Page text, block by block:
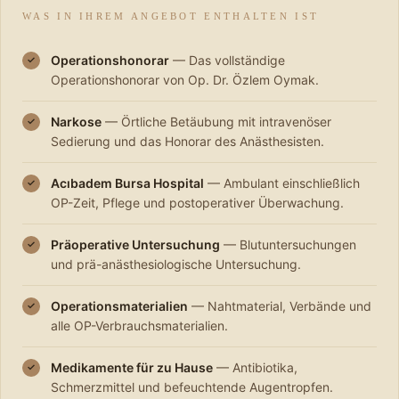
WAS IN IHREM ANGEBOT ENTHALTEN IST
✓ Operationshonorar — Das vollständige
Operationshonorar von Op. Dr. Özlem Oymak.
✓ Narkose — Örtliche Betäubung mit intravenöser
Sedierung und das Honorar des Anästhesisten.
✓ Acıbadem Bursa Hospital — Ambulant einschließlich
OP-Zeit, Pflege und postoperativer Überwachung.
✓ Präoperative Untersuchung — Blutuntersuchungen
und prä-anästhesiologische Untersuchung.
✓ Operationsmaterialien — Nahtmaterial, Verbände und
alle OP-Verbrauchsmaterialien.
✓ Medikamente für zu Hause — Antibiotika,
Schmerzmittel und befeuchtende Augentropfen.